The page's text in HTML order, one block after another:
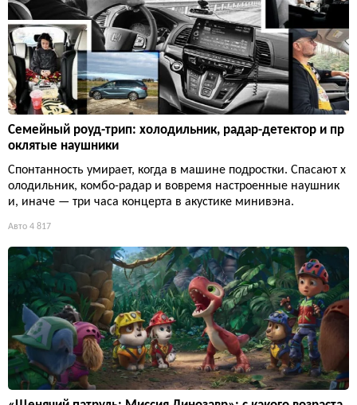
Семейный роуд-трип: холодильник, радар-детектор и пр
оклятые наушники
Спонтанность умирает, когда в машине подростки. Спасают х
олодильник, комбо-радар и вовремя настроенные наушник
и, иначе — три часа концерта в акустике минивэна.
Авто 4 817